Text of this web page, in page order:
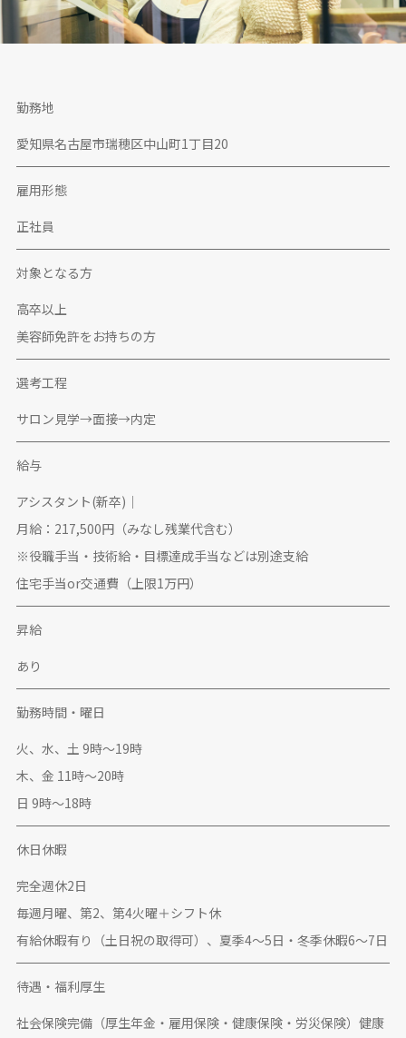
勤務地
愛知県名古屋市瑞穂区中山町1丁目20
雇用形態
正社員
対象となる方
高卒以上
美容師免許をお持ちの方
選考工程
サロン見学→面接→内定
給与
アシスタント(新卒)｜
月給：217,500円（みなし残業代含む）
※役職手当・技術給・目標達成手当などは別途支給
住宅手当or交通費（上限1万円）
昇給
あり
勤務時間・曜日
火、水、土 9時～19時
木、金 11時～20時
日 9時～18時
休日休暇
完全週休2日
毎週月曜、第2、第4火曜＋シフト休
有給休暇有り（土日祝の取得可）、夏季4〜5日・冬季休暇6〜7日
待遇・福利厚生
社会保険完備（厚生年金・雇用保険・健康保険・労災保険）健康